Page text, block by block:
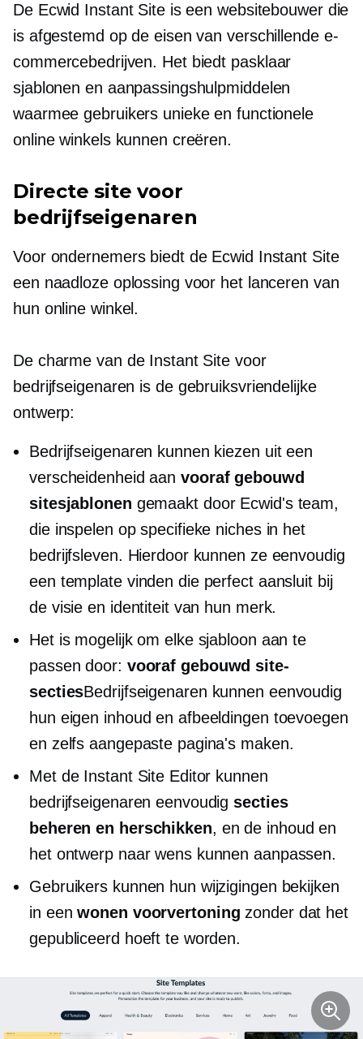
De Ecwid Instant Site is een websitebouwer die
is afgestemd op de eisen van verschillende e-
commercebedrijven. Het biedt pasklaar
sjablonen en aanpassingshulpmiddelen
waarmee gebruikers unieke en functionele
online winkels kunnen creëren.
Directe site voor
bedrijfseigenaren
Voor ondernemers biedt de Ecwid Instant Site
een naadloze oplossing voor het lanceren van
hun online winkel.
De charme van de Instant Site voor
bedrijfseigenaren is de gebruiksvriendelijke
ontwerp:
Bedrijfseigenaren kunnen kiezen uit een
verscheidenheid aan vooraf gebouwd
sitesjablonen gemaakt door Ecwid's team,
die inspelen op specifieke niches in het
bedrijfsleven. Hierdoor kunnen ze eenvoudig
een template vinden die perfect aansluit bij
de visie en identiteit van hun merk.
Het is mogelijk om elke sjabloon aan te
passen door: vooraf gebouwd site-
sectiesBedrijfseigenaren kunnen eenvoudig
hun eigen inhoud en afbeeldingen toevoegen
en zelfs aangepaste pagina's maken.
Met de Instant Site Editor kunnen
bedrijfseigenaren eenvoudigsecties
beheren en herschikken, en de inhoud en
het ontwerp naar wens kunnen aanpassen.
Gebruikers kunnen hun wijzigingen bekijken
in eenwonen voorvertoning zonder dat het
gepubliceerd hoeft te worden.